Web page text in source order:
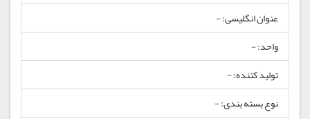
عنوان انگلیسی: -
واحد: -
تولید کننده: -
نوع بسته بندی: -